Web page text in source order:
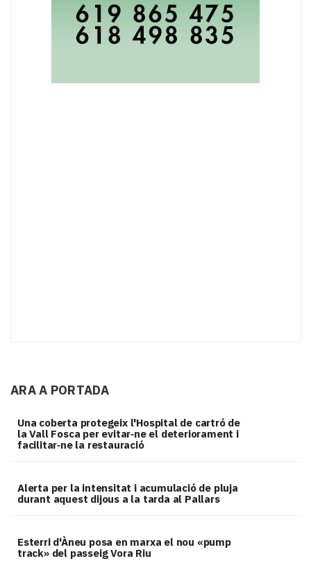
ARA A PORTADA
Una coberta protegeix l'Hospital de cartró de
la Vall Fosca per evitar‑ne el deteriorament i
facilitar‑ne la restauració
Alerta per la intensitat i acumulació de pluja
durant aquest dijous a la tarda al Pallars
Esterri d'Àneu posa en marxa el nou «pump
track» del passeig Vora Riu